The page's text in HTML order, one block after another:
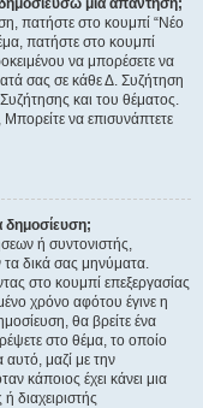
μια απάντηση;
πατήστε στο κουμπί “Νέο
πατήστε στο κουμπί
να μπορέσετε να
σας σε κάθε Δ. Συζήτηση
και του θέματος.
να επισυνάπτετε
ή συντονιστής,
τα δικά σας μηνύματα.
στο κουμπί επεξεργασίας
χρόνο αφότου έγινε η
θα βρείτε ένα
στο θέμα, το οποίο
μαζί με την
κάποιος έχει κάνει μια
διαχειριστής